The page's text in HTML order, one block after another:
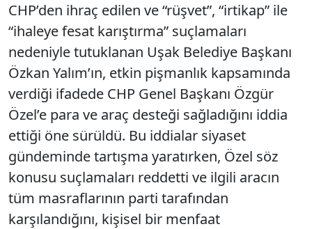
CHP’den ihraç edilen ve “rüşvet”, “irtikap” ile
“ihaleye fesat karıştırma” suçlamaları
nedeniyle tutuklanan Uşak Belediye Başkanı
Özkan Yalım’ın, etkin pişmanlık kapsamında
verdiği ifadede CHP Genel Başkanı Özgür
Özel’e para ve araç desteği sağladığını iddia
ettiği öne sürüldü. Bu iddialar siyaset
gündeminde tartışma yaratırken, Özel söz
konusu suçlamaları reddetti ve ilgili aracın
tüm masraflarının parti tarafından
karşılandığını, kişisel bir menfaat